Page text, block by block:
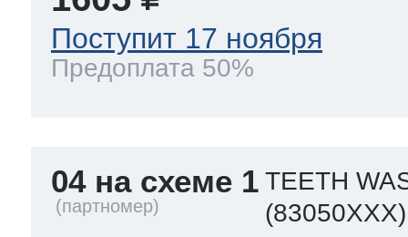
Поступит 17 ноября
Предоплата 50%
04 на схеме 1 TEETH
(83050XXX)